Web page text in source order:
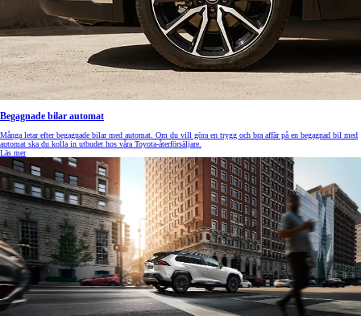
Begagnade bilar automat
Många letar efter begagnade bilar med automat. Om du vill göra en trygg och bra affär på en begagnad bil med
automat ska du kolla in utbudet hos våra Toyota-återförsäljare.
Läs mer